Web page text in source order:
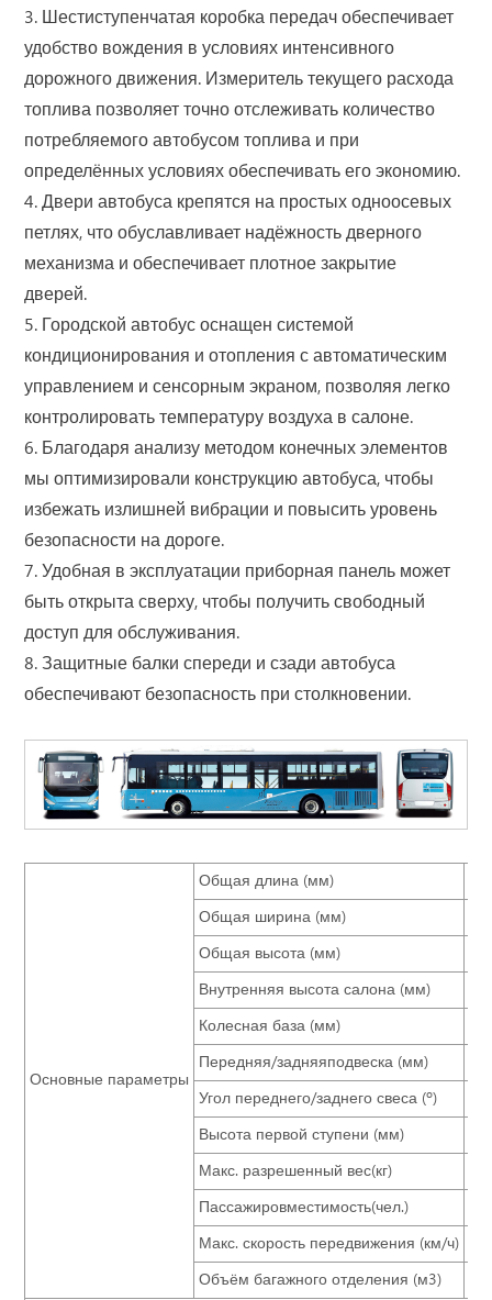
3. Шестиступенчатая коробка передач обеспечивает
удобство вождения в условиях интенсивного
дорожного движения. Измеритель текущего расхода
топлива позволяет точно отслеживать количество
потребляемого автобусом топлива и при
определённых условиях обеспечивать его экономию.
4. Двери автобуса крепятся на простых одноосевых
петлях, что обуславливает надёжность дверного
механизма и обеспечивает плотное закрытие
дверей.
5. Городской автобус оснащен системой
кондиционирования и отопления с автоматическим
управлением и сенсорным экраном, позволяя легко
контролировать температуру воздуха в салоне.
6. Благодаря анализу методом конечных элементов
мы оптимизировали конструкцию автобуса, чтобы
избежать излишней вибрации и повысить уровень
безопасности на дороге.
7. Удобная в эксплуатации приборная панель может
быть открыта сверху, чтобы получить свободный
доступ для обслуживания.
8. Защитные балки спереди и сзади автобуса
обеспечивают безопасность при столкновении.
Основные параметры
Общая длина (мм)
Общая ширина (мм)
Общая высота (мм)
Внутренняя высота салона (мм)
Колесная база (мм)
Передняя/задняяподвеска (мм)
Угол переднего/заднего свеса (º)
Высота первой ступени (мм)
Макс. разрешенный вес(кг)
Пассажировместимость(чел.)
Макс. скорость передвижения (км/ч)
Объём багажного отделения (м3)